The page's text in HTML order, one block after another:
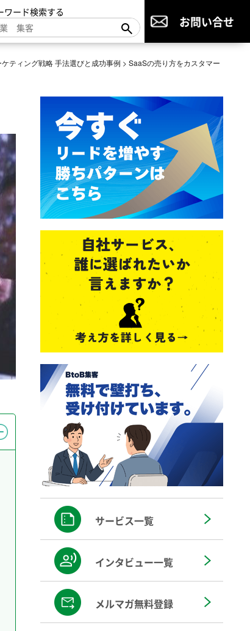
ード検索する
お問い合せ
ティング戦略 手法選びと成功事例 > SaaSの売り方をカスタマー
サービス一覧
インタビュー一覧
メルマガ無料登録